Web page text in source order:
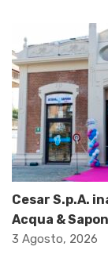
Cesar S.p.A.
Acqua &
3 Agosto, 2026